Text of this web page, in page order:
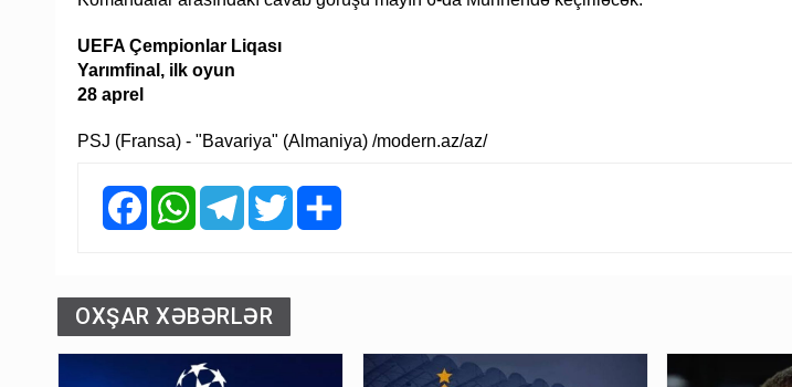
UEFA Çempionlar Liqası
Yarımfinal, ilk oyun
28 aprel
PSJ (Fransa) - "Bavariya" (Almaniya) /modern.az/az/
FacebookWhatsAppTelegramTwitter
OXŞAR XƏBƏRLƏR